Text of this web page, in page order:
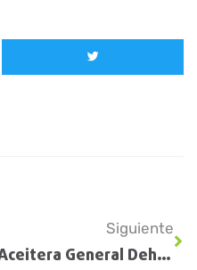
Siguiente
Aceitera General Deheza invertirá US$ 54 millones para aumentar la producción de bioetanol de maíz